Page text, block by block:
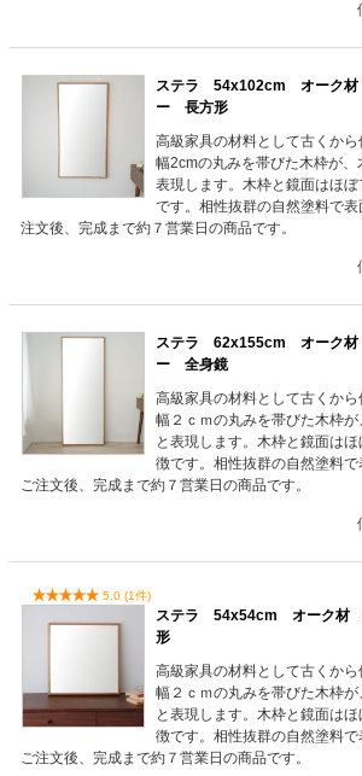
ステラ 54x102cm オーク
ー 長方形
高級家具の材料として古くから
幅2cmの丸みを帯びた木枠が、
表現します。木枠と鏡面はほ
です。相性抜群の自然塗料で
注文後、完成まで約７営業日の商品です。
ステラ 62x155cm オーク
ー 全身鏡
高級家具の材料として古くから
幅２ｃｍの丸みを帯びた木枠
と表現します。木枠と鏡面は
徴です。相性抜群の自然塗料で
ご注文後、完成まで約７営業日の商品です。
5.0 (1件)
ステラ 54x54cm オーク材
形
高級家具の材料として古くから
幅２ｃｍの丸みを帯びた木枠
と表現します。木枠と鏡面は
徴です。相性抜群の自然塗料で
ご注文後、完成まで約７営業日の商品です。